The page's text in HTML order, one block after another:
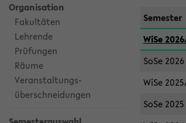
Organisation
Fakultäten
Lehrende
Prüfungen
Räume
Veranstaltungs-
überschneidungen
Semester
WiSe
SoSe 2026
WiSe
SoSe 2025